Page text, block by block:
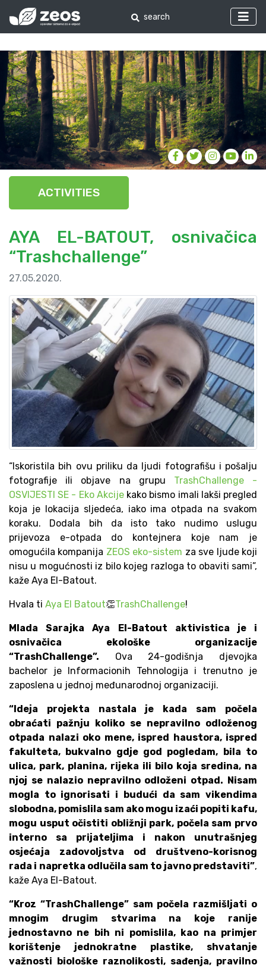
ACTIVITIES
AYA EL-BATOUT, osnivačica
“Trashchallenge”
27.05.2020.
“Iskoristila bih ovu priliku da ljudi fotografišu i pošalju
fotografije ili objave na grupu TrashChallenge -
OSVIJESTI SE - Eko Akcijekako bismo imali lakši pregled
koja je lokacija sljedeća, iako ima otpada na svakom
koraku. Dodala bih da isto tako nudimo uslugu
prijevoza e-otpada do kontejnera koje nam je
omogućila kompanija ZEOS eko-sistem za sve ljude koji
nisu u mogućnosti iz bilo kojeg razloga to obaviti sami”,
kaže Aya El-Batout.
Hvala ti Aya El Batout👏TrashChallenge!
Mlada Sarajka Aya El-Batout aktivistica je i
osnivačica ekološke organizacije
“TrashChallenge”. Ova 24-godišnja djevojka
bachelor je Informacionih Tehnologija i trenutno je
zaposlena u jednoj međunarodnoj organizaciji.
“Ideja projekta nastala je kada sam počela
obraćati pažnju koliko se nepravilno odloženog
otpada nalazi oko mene, ispred haustora, ispred
fakulteta, bukvalno gdje god pogledam, bila to
ulica, park, planina, rijeka ili bilo koja sredina, na
njoj se nalazio nepravilno odloženi otpad. Nisam
mogla to ignorisati i budući da sam vikendima
slobodna, pomislila sam ako mogu izaći popiti kafu,
mogu usput očistiti obližnji park, počela sam prvo
interno sa prijateljima i nakon unutrašnjeg
osjećaja zadovoljstva od društveno-korisnog
rada i napretka odlučila sam to javno predstaviti”,
kaže Aya El-Batout.
“Kroz “TrashChallenge” sam počela razmišljati o
mnogim drugim stvarima na koje ranije
jednostavno ne bih ni pomislila, kao na primjer
korištenje jednokratne plastike, shvatanje
važnosti biološke raznolikosti, sađenja, pravilno